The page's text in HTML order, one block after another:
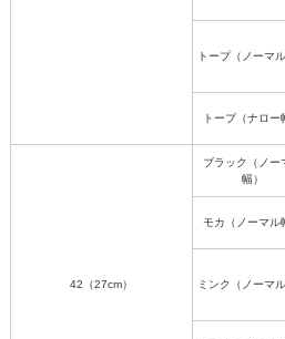
トープ（ノーマル
トープ（ナロー
42（27cm）
ブラック（ノー
幅）
モカ（ノーマル
ミンク（ノーマル